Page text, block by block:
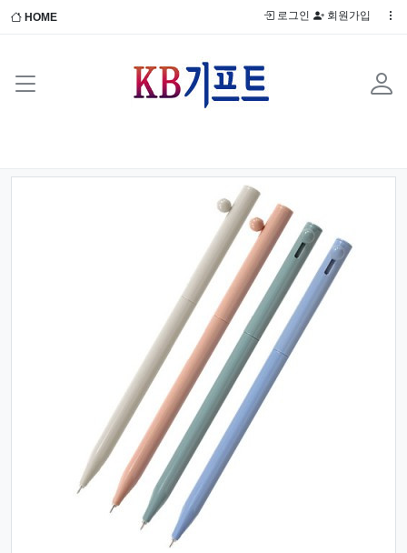
HOME 로그인 회원가입